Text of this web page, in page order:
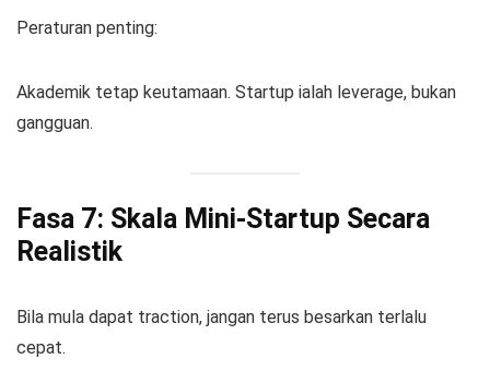
Peraturan penting:
Akademik tetap keutamaan. Startup ialah leverage, bukan
gangguan.
Fasa 7: Skala Mini-Startup Secara
Realistik
Bila mula dapat traction, jangan terus besarkan terlalu
cepat.